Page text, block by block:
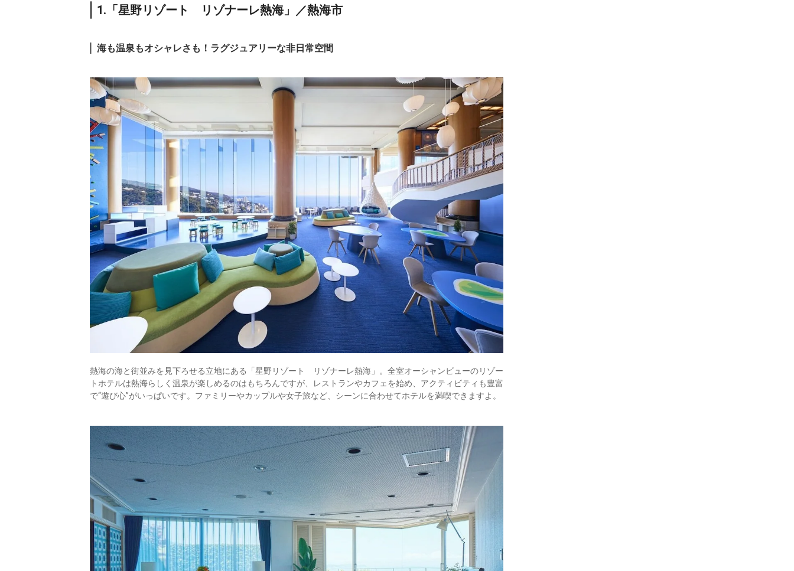
ラ・松廬
icotto
15.マホロバ・マイ
ンズ三浦
19,800円〜
リゾートホテル
16.
ヒルトン東京お
22,114円〜
icotto
27,000円〜
楽天トラベル
リゾートホテル お台場
コンチネンタル
東京ベイ
31,175円〜
シティホテル 浜松町
八丈島 ホテル リ
ゾートシーピロ
ス
icotto
8,800円〜
楽天トラベル
リゾートホテル 伊豆諸島、八丈島
1.「星野リゾート リゾナーレ熱海」／熱海市
海も温泉もオシャレさも！ラグジュアリーな非日常空間
熱海の海と街並みを見下ろせる立地にある「星野リゾート リゾナーレ熱海」。全室オーシャンビューのリゾー
トホテルは熱海らしく温泉が楽しめるのはもちろんですが、レストランやカフェを始め、アクティビティも豊富
で“遊び心”がいっぱいです。ファミリーやカップルや女子旅など、シーンに合わせてホテルを満喫できますよ。